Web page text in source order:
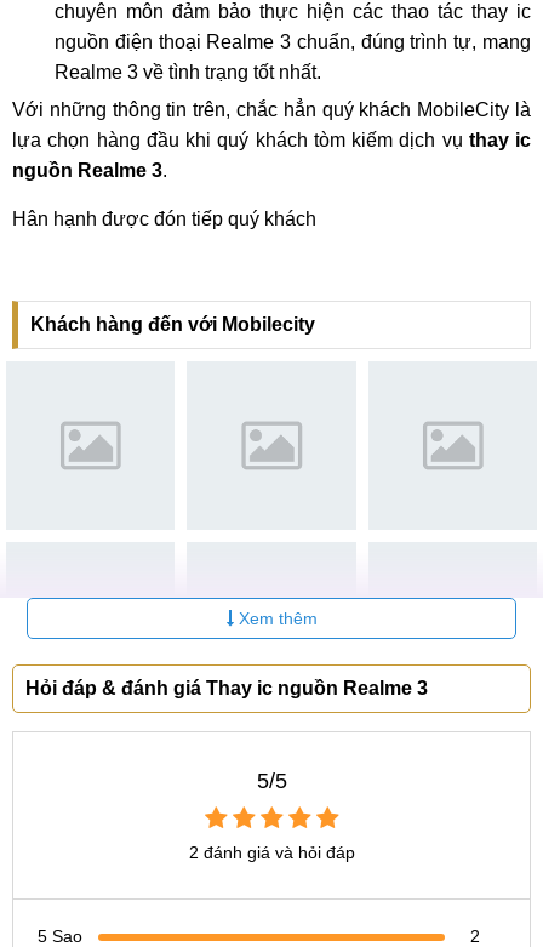
chuyên môn đảm bảo thực hiện các thao tác thay ic
nguồn điện thoại Realme 3 chuẩn, đúng trình tự, mang
Realme 3 về tình trạng tốt nhất.
Với những thông tin trên, chắc hẳn quý khách MobileCity là
lựa chọn hàng đầu khi quý khách tòm kiếm dịch vụ thay ic
nguồn Realme 3.
Hân hạnh được đón tiếp quý khách
Khách hàng đến với Mobilecity
Xem thêm
Hỏi đáp & đánh giá Thay ic nguồn Realme 3
5/5
2 đánh giá và hỏi đáp
5 Sao
2